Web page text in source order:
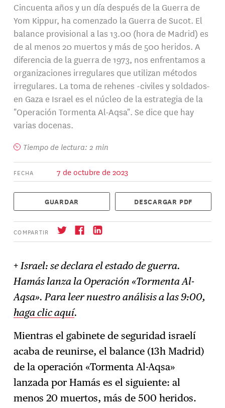
Cincuenta años y un día después de la Guerra de
Yom Kippur, ha comenzado la Guerra de Sucot. El
balance provisional a las 13.00 (hora de Madrid) es
de al menos 20 muertos y más de 500 heridos. A
diferencia de la guerra de 1973, nos enfrentamos a
organizaciones irregulares que utilizan métodos
irregulares. La toma de rehenes -civiles y soldados-
en Gaza e Israel es el núcleo de la estrategia de la
"Operación Tormenta Al-Aqsa". Se dice que hay
varias docenas.
Tiempo de lectura: 2 min
FECHA 7 de octubre de 2023
GUARDAR DESCARGAR PDF
COMPARTIR
→ Suscríbase
+ Israel: se declara el estado de guerra.
Hamás lanza la Operación «Tormenta Al-
Aqsa». Para leer nuestro análisis a las 9:00,
haga clic aquí.
Mientras el gabinete de seguridad israelí
acaba de reunirse, el balance (13h Madrid)
de la operación «Tormenta Al-Aqsa»
lanzada por Hamás es el siguiente: al
menos 20 muertos, más de 500 heridos.